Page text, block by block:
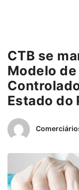
CTB se
Modelo
Estado do